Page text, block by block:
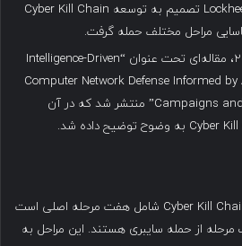
احساس شد. Lockheed Martin تصمیم به توسعه Cyber Kill Chain
مراحل مختلف حمله گرفت.
: در سال ۲۰۱۱، مقاله‌ای تحت عنوان “Intelligence-Driven
Computer Network Defense Informed
Campaigns and Intrusion Kill Chains” منتشر شد که در آن
: Cyber Kill Chain شامل هفت مرحله اصلی است
مرحله از حمله سایبری هستند. این مراحل به